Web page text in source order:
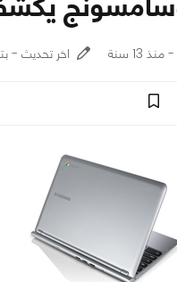
اخر تحديث - بتاريخ